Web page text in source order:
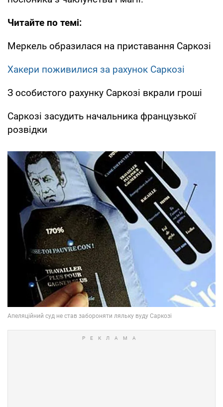
Читайте по темі:
Меркель образилася на приставання Саркозі
Хакери поживилися за рахунок Саркозі
З особистого рахунку Саркозі вкрали гроші
Саркозі засудить начальника французької
розвідки